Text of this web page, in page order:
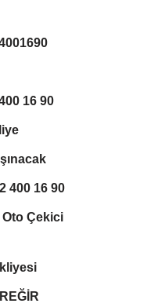
16 90
400 16 90
Çekici